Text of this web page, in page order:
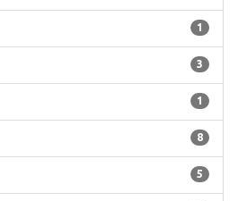
1
3
1
8
5